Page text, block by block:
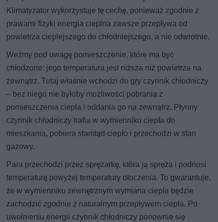
Klimatyzator wykorzystuje tę cechę, ponieważ zgodnie z
prawami fizyki energia cieplna zawsze przepływa od
powietrza cieplejszego do chłodniejszego, a nie odwrotnie.
Weźmy pod uwagę pomieszczenie, które ma być
chłodzone: jego temperatura jest niższa niż powietrza na
zewnątrz. Tutaj właśnie wchodzi do gry czynnik chłodniczy
– bez niego nie byłoby możliwości pobrania z
pomieszczenia ciepła i oddania go na zewnątrz. Płynny
czynnik chłodniczy trafia w wymienniku ciepła do
mieszkania, pobiera stamtąd ciepło i przechodzi w stan
gazowy.
Para przechodzi przez sprężarkę, która ją spręża i podnosi
temperaturę powyżej temperatury otoczenia. To gwarantuje,
że w wymienniku zewnętrznym wymiana ciepła będzie
zachodzić zgodnie z naturalnym przepływem ciepła. Po
uwolnieniu energii czynnik chłodniczy ponownie się